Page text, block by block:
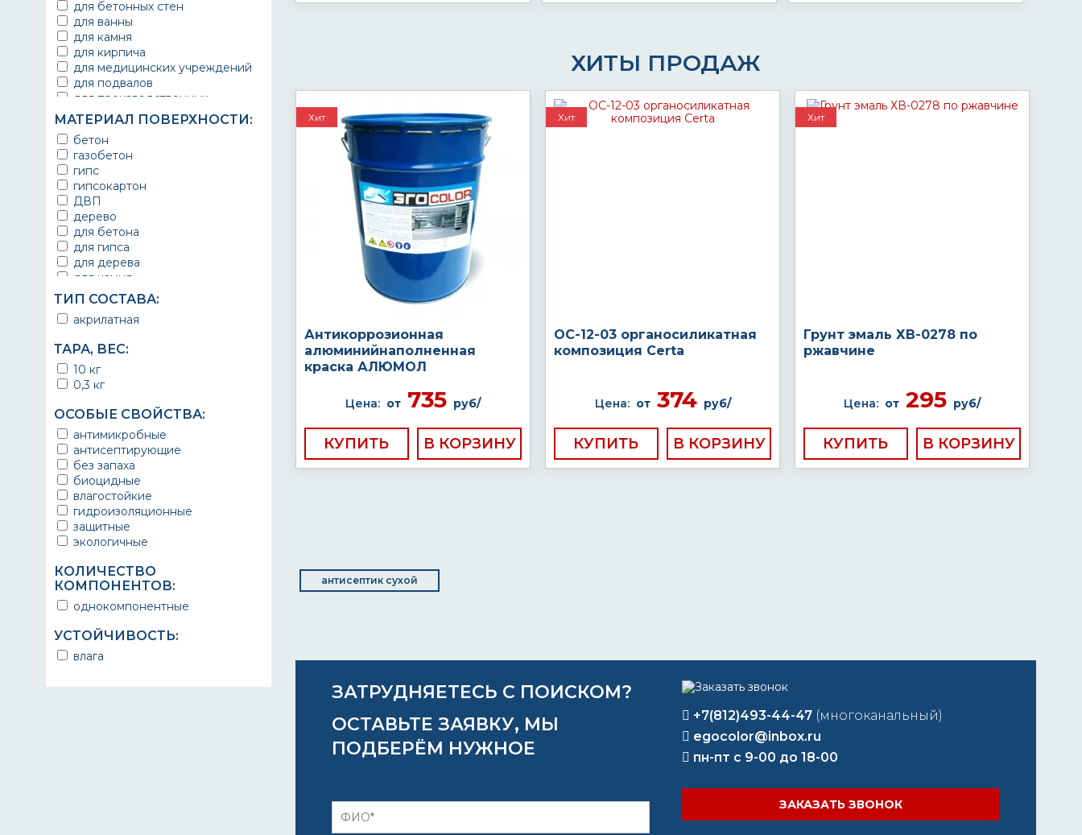
для бетонных стен
для ванны
для камня
для кирпича
для медицинских учреждений
для подвалов
для производственных
помещений
для складских помещений
для фасада
для штукатурки
общественные помещения
производственные помещения
производственные цеха
складские помещения
торговые помещения
под питьевую воду
фасад
фасадная
МАТЕРИАЛ ПОВЕРХНОСТИ:
бетон
газобетон
гипс
гипсокартон
ДВП
дерево
для бетона
для гипса
для дерева
для камня
для кирпича
для шифера
древесина
камень
кирпич
на шпаклевку
по бетонному полу
по бетону
цементные поверхности
шифер
шпатлевка
штукатурка
ТИП СОСТАВА:
акрилатная
ТАРА, ВЕС:
10 кг
0,3 кг
ОСОБЫЕ СВОЙСТВА:
антимикробные
антисептирующие
без запаха
биоцидные
влагостойкие
гидроизоляционные
защитные
экологичные
КОЛИЧЕСТВО
КОМПОНЕНТОВ:
однокомпонентные
УСТОЙЧИВОСТЬ:
влага
ХИТЫ ПРОДАЖ
Хит
Антикоррозионная
алюминийнаполненная
краска АЛЮМОЛ
Цена: от 735 руб/
КУПИТЬ
Хит
ОС-12-03 органосиликатная
композиция Certa
Цена: от374 руб/
КУПИТЬ
Хит
Грунт эмаль ХВ-0278 по
ржавчине
Цена: от 295 руб/
КУПИТЬ
антисептик сухой
ЗАТРУДНЯЕТЕСЬ С ПОИСКОМ?
ОСТАВЬТЕ ЗАЯВКУ, МЫ
ПОДБЕРЁМ НУЖНОЕ
+7(812)493-44-47 (многоканальный)
egocolor@inbox.ru
пн-пт с 9-00 до 18-00
ЗАКАЗАТЬ ЗВОНОК